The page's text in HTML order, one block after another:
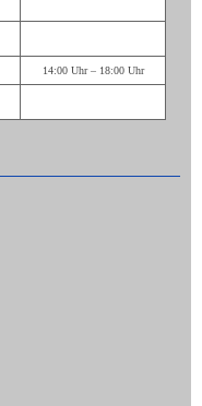
14:00 Uhr – 18:00 Uhr